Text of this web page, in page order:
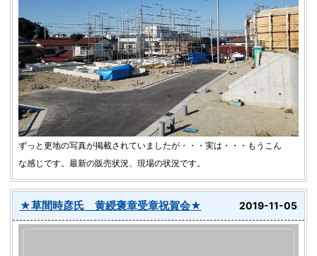
ずっと更地の写真が掲載されていましたが・・・実は・・・もうこん
な感じです。最新の販売状況、現場の状況です。
★草間時彦氏 黄綬褒章受章祝賀会★ 2019-11-05